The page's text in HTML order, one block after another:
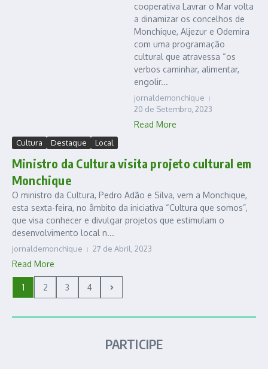
cooperativa Lavrar o Mar volta
a dinamizar os concelhos de
Monchique, Aljezur e Odemira
com uma programação
cultural que atravessa “os
verbos caminhar, alimentar,
engolir...
jornaldemonchique
20 de Setembro, 2023
Read More
Cultura Destaque Local
Ministro da Cultura visita projeto cultural em
Monchique
O ministro da Cultura, Pedro Adão e Silva, vem a Monchique,
esta sexta-feira, no âmbito da iniciativa “Cultura que somos”,
que visa conhecer e divulgar projetos que estimulam o
desenvolvimento local n...
jornaldemonchique 27 de Abril, 2023
Read More
1 2 3 4
PARTICIPE